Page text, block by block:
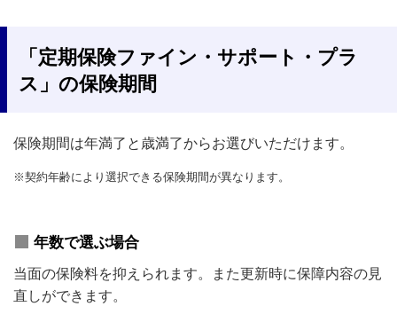
「定期保険ファイン・サポート・プラ
ス」の保険期間
保険期間は年満了と歳満了からお選びいただけます。
※契約年齢により選択できる保険期間が異なります。
年数で選ぶ場合
当面の保険料を抑えられます。また更新時に保障内容の見
直しができます。